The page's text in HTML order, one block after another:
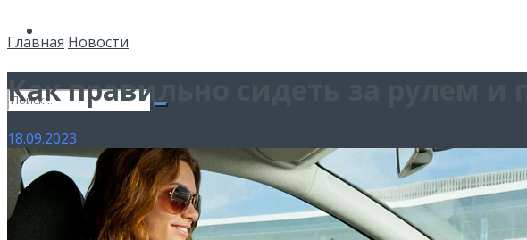
Нет результатов
Смотреть все результаты
Главная Новости
Как правильно сидеть за рулем и
18.09.2023